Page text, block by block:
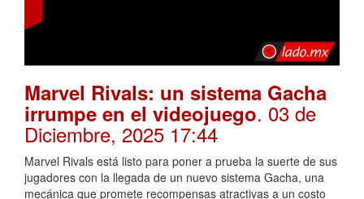
Marvel Rivals: un sistema Gacha
irrumpe en el videojuego. 03 de
Diciembre, 2025 17:44
Marvel Rivals está listo para poner a prueba la suerte de sus
jugadores con la llegada de un nuevo sistema Gacha, una
mecánica que promete recompensas atractivas a un costo